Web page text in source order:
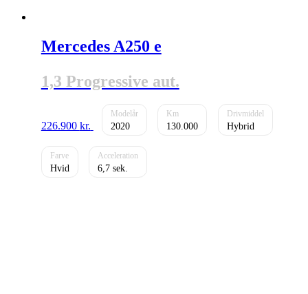
Mercedes A250 e
1,3 Progressive aut.
226.900 kr. 2020 130.000 Hybrid
Hvid 6,7